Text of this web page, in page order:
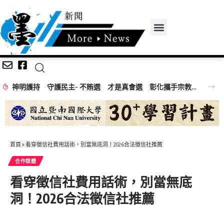
神明護持 守護民主- 不賄選 才是真會選 彰化攜手宗教團體齊心反賄選
首頁 » 看穿徵信社費用話術，別當無底洞！2026合法徵信社推薦
合作媒體
看穿徵信社費用話術，別當無底
洞！2026合法徵信社推薦